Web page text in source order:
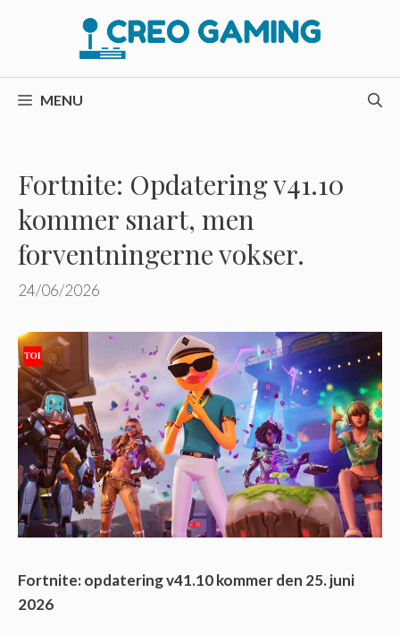
MENU
Fortnite: Opdatering v41.10
kommer snart, men
forventningerne vokser.
24/06/2026
Fortnite: opdatering v41.10 kommer den 25. juni
2026